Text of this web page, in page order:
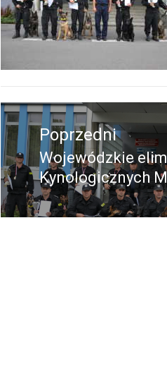
Nawigacja
wpisuPoprzedni
Poprzedni
wpis:
Wojewódzkie
Kynologicznych